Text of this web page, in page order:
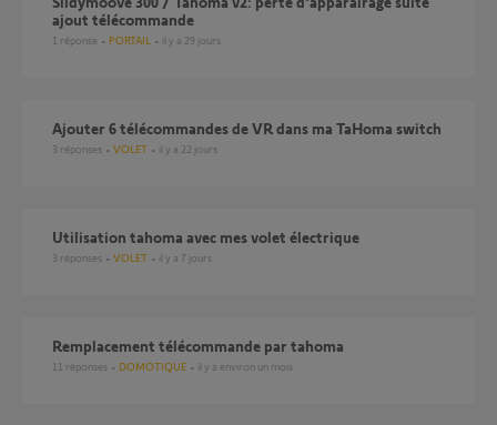
ajout télécommande
1 réponse PORTAIL il y a 29 jours
Ajouter 6 télécommandes de VR dans ma TaHoma switch
3 réponses VOLET il y a 22 jours
Utilisation tahoma avec mes volet électrique
3 réponses VOLET il y a 7 jours
Remplacement télécommande par tahoma
11 réponses DOMOTIQUE il y a environ un mois